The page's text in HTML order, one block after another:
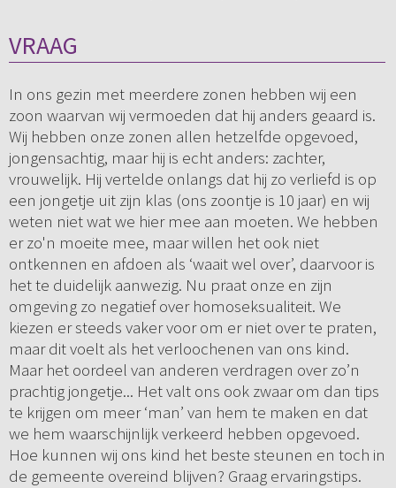
VRAAG
In ons gezin met meerdere zonen hebben wij een
zoon waarvan wij vermoeden dat hij anders geaard is.
Wij hebben onze zonen allen hetzelfde opgevoed,
jongensachtig, maar hij is echt anders: zachter,
vrouwelijk. Hij vertelde onlangs dat hij zo verliefd is op
een jongetje uit zijn klas (ons zoontje is 10 jaar) en wij
weten niet wat we hier mee aan moeten. We hebben
er zo'n moeite mee, maar willen het ook niet
ontkennen en afdoen als ‘waait wel over’, daarvoor is
het te duidelijk aanwezig. Nu praat onze en zijn
omgeving zo negatief over homoseksualiteit. We
kiezen er steeds vaker voor om er niet over te praten,
maar dit voelt als het verloochenen van ons kind.
Maar het oordeel van anderen verdragen over zo’n
prachtig jongetje... Het valt ons ook zwaar om dan tips
te krijgen om meer ‘man’ van hem te maken en dat
we hem waarschijnlijk verkeerd hebben opgevoed.
Hoe kunnen wij ons kind het beste steunen en toch in
de gemeente overeind blijven? Graag ervaringstips.